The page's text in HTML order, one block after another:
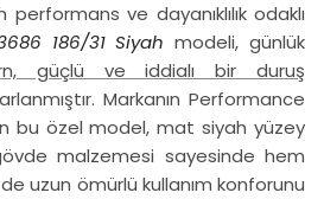
ve dayanıklılık odaklı
186/31 Siyah modeli, günlük
güçlü ve iddialı bir duruş
Markanın Performance
bu özel model, mat siyah yüzey
malzemesi sayesinde hem
de uzun ömürlü kullanım konforunu